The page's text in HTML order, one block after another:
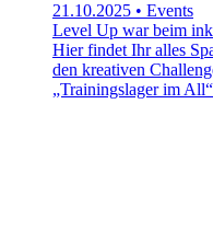
21.10.2025 • Events
Level Up war beim
Hier findet Ihr alles
den kreativen
„Trainingslager im